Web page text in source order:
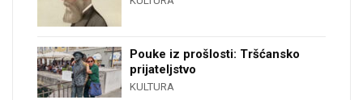
Pouke iz prošlosti: Tršćansko
prijateljstvo
KULTURA